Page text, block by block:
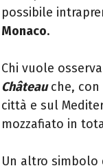
possibile
Monaco.
Chi vuole
Châteauche, con
città e sul
mozzafiato in
Un altro simbolo